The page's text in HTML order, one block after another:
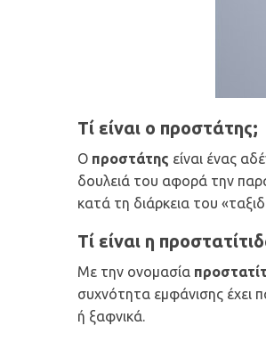
Τί είναι ο προστάτης;
Ο προστάτης είναι ένας
δουλειά του αφορά την
κατά τη διάρκεια του
Τί είναι η
Με την ονομασία
συχνότητα εμφάνισης έχει
ή ξαφνικά.